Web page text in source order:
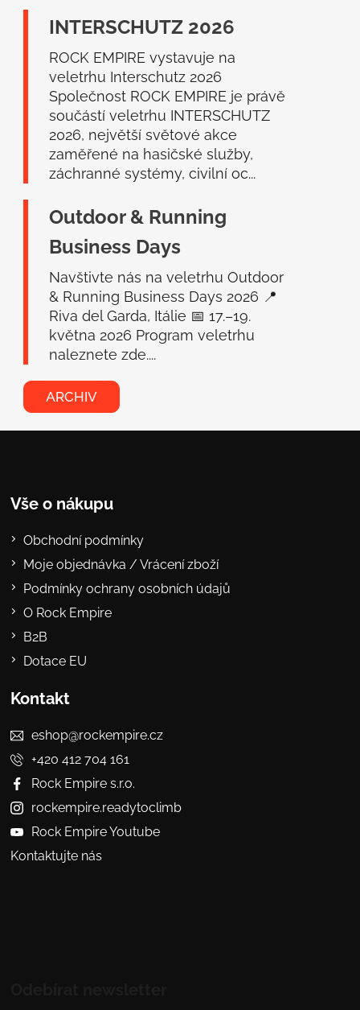
INTERSCHUTZ 2026
ROCK EMPIRE vystavuje na
veletrhu Interschutz 2026
Společnost ROCK EMPIRE je právě
součástí veletrhu INTERSCHUTZ
2026, největší světové akce
zaměřené na hasičské služby,
záchranné systémy, civilní oc...
Outdoor & Running
Business Days
Navštivte nás na veletrhu Outdoor
& Running Business Days 2026 📍
Riva del Garda, Itálie 📅 17.–19.
května 2026 Program veletrhu
naleznete zde....
ARCHIV
Vše o nákupu
Obchodní podmínky
Moje objednávka / Vrácení zboží
Podmínky ochrany osobních údajů
O Rock Empire
B2B
Dotace EU
Kontakt
eshop@rockempire.cz
+420 412 704 161
Rock Empire s.r.o.
rockempire.readytoclimb
Rock Empire Youtube
Kontaktujte nás